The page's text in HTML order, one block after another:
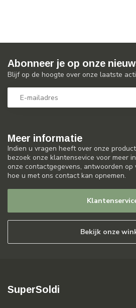
Meer informatie
Indien u vragen heeft over onze
bezoek onze klantensevice voor meer
onze contactgegevens, antwoorden
hoe u met ons contact kan opnemen.
Bekijk onze
Abonneer je op onze
Blijf op de hoogte over onze laatste
SuperSoldi